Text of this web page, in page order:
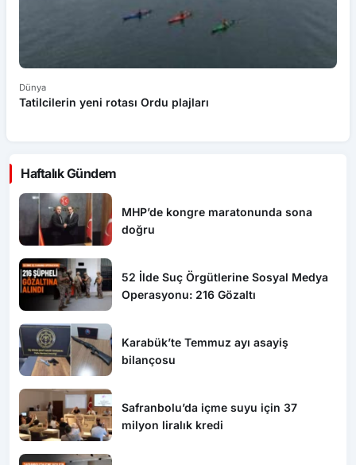
Dünya
Tatilcilerin yeni rotası Ordu plajları
Haftalık Gündem
MHP’de kongre maratonunda sona
doğru
52 İlde Suç Örgütlerine Sosyal Medya
Operasyonu: 216 Gözaltı
Karabük’te Temmuz ayı asayiş
bilançosu
Safranbolu’da içme suyu için 37
milyon liralık kredi